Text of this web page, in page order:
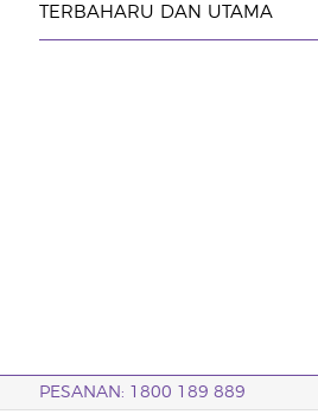
TERBAHARU DAN UTAMA
PESANAN: 1800 189 889